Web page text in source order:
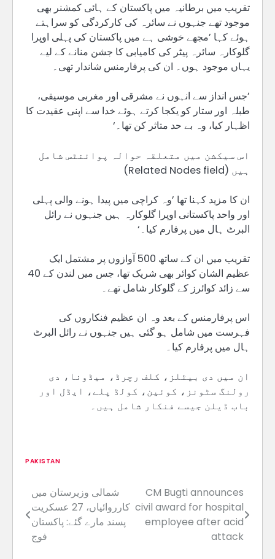
تقریب میں برطانیہ میں پاکستان کے ہائی کمشنر بھی
موجود تھے جنہوں نے سائرہ کی کارکردگی کو سراہتے
ہوئے کہا ’مجھے خوشی ہے میں پاکستان کی پہلی اوپرا
گلوکارہ سائرہ پیٹر کی کامیابی کا جشن منانے کے لیے
یہاں موجود ہوں۔ ان کی پرفارمنس شاندار تھی۔
’جس انداز سے انہوں نے مشرقی اور مغربی موسیقی،
طبلہ اور ستار کو یکجا کرتے ہوئے خدا سے اپنی عقیدت کا
اظہار کیا، وہ بے حد متاثر کن تھا۔‘
اس سیکشن میں متعلقہ حوالہ پوائنٹس شامل
ہیں (Related Nodes field)
ان کا مزید کہنا تھا ’وہ کراچی میں پیدا ہونے والی پہلی
اور واحد پاکستانی اوپرا گلوکارہ ہیں جنہوں نے رائل
البرٹ ہال میں پرفارم کیا۔‘
تقریب میں ان کے ساتھ 500 آوازوں پر مشتمل ایک
عظیم الشان کوائر بھی شریک تھا، جس میں لندن کے 40
سے زائد کوائرز کے گلوکار شامل تھے۔
اس پرفارمنس کے بعد وہ ان عظیم فنکاروں کی
فہرست میں شامل ہو گئی ہیں جنہوں نے رائل البرٹ
ہال میں پرفارم کیا۔
ان میں دی بیٹلز، کلف رچرڈ، میڈونا، دی
رولنگ سٹونز، کوئین، کولڈ پلے، ایڈل اور
باب ڈیلن جیسے فنکار شامل ہیں۔
PAKISTAN
Post
navigation
شمالی وزیرستان میں
کارروائیاں، 27 عسکریت
پسند مارے گئے: پاکستان
فوج
CM Bugti announces
civil award for hospital
employee after acid
attack